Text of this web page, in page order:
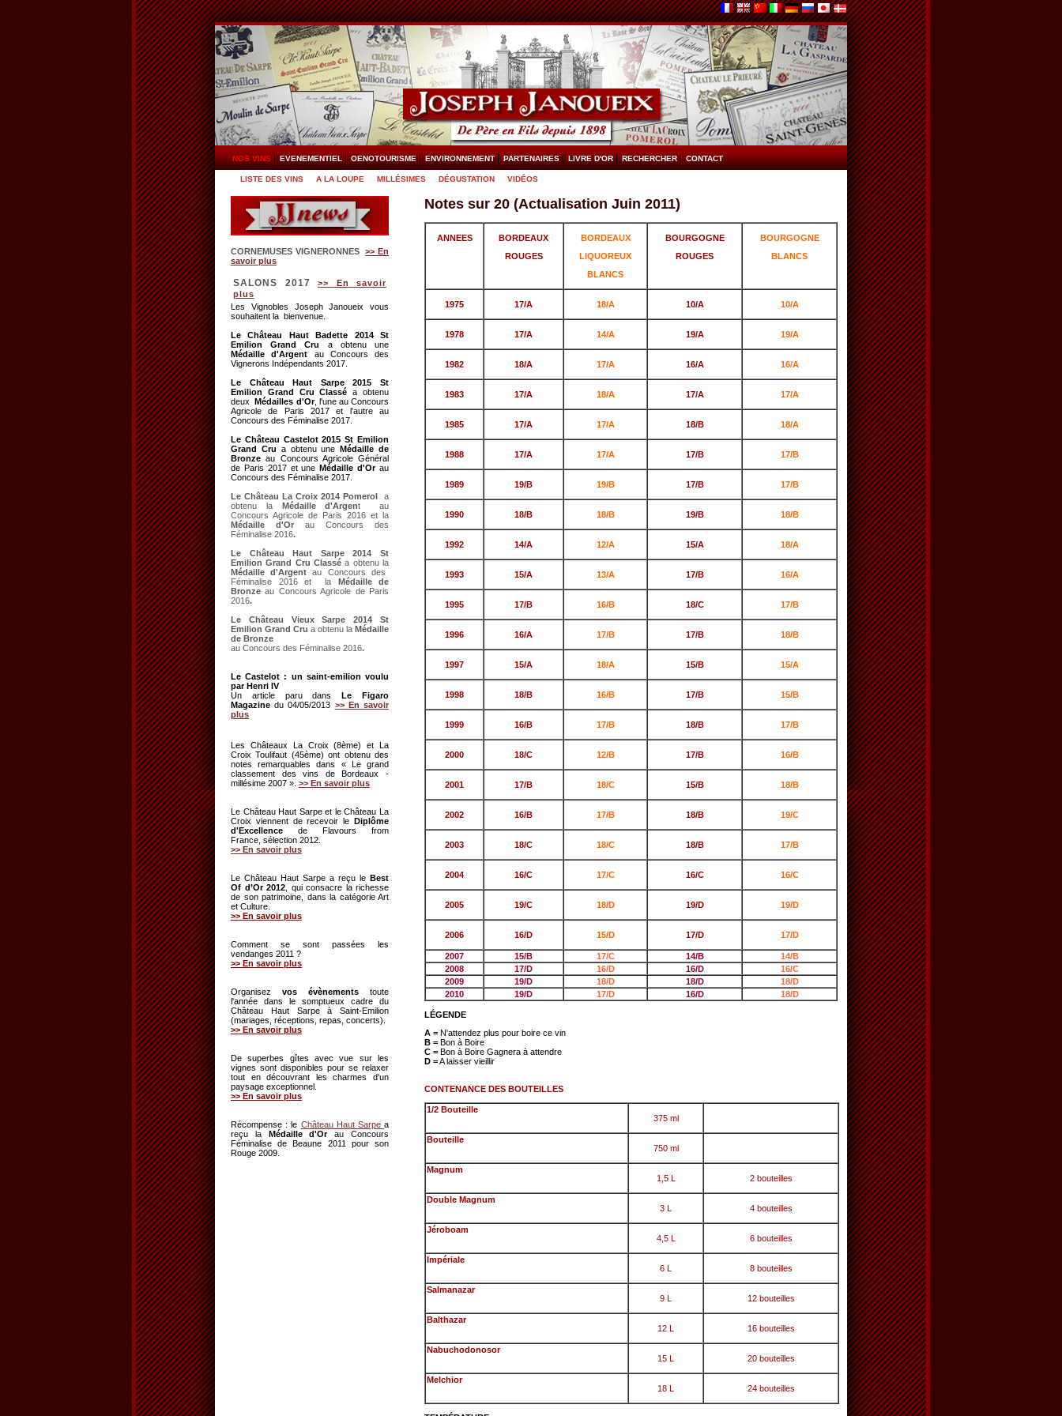
NOS VINS EVENEMENTIEL OENOTOURISME ENVIRONNEMENT PARTENAIRES LIVRE D'OR RECHERCHER CONTACT
LISTE DES VINS A LA LOUPE MILLÉSIMES DÉGUSTATION VIDÉOS
CORNEMUSES VIGNERONNES
>> En
savoir plus
SALONS 2017
>> En savoir
plus
Les Vignobles Joseph Janoueix vous
souhaitent la bienvenue.
Le Château Haut Badette 2014
St
Emilion Grand Cru a obtenu une
Médaille d'Argent au Concours des
Vignerons Indépendants 2017.
Le Château Haut Sarpe 2015 St
Emilion Grand Cru Classé a obtenu
deuxMédailles d'Or, l'une au Concours
Agricole de Paris 2017 et l'autre au
Concours des Féminalise 2017.
Le Château Castelot 2015 St Emilion
Grand Cru a obtenu uneMédaille de
Bronze au Concours Agricole Général
de Paris 2017 et uneMédaille d'Orau
Concours des Féminalise 2017.
Le Château La Croix 2014 Pomerol a
obtenu la Médaille d'Argent au
Concours Agricole de Paris 2016 et la
Médaille d'Or au Concours des
Féminalise 2016.
Le Château Haut Sarpe 2014 St
Emilion Grand Cru Classéa obtenu la
Médaille d'Argentau Concours des
Féminalise 2016 et la Médaille de
Bronze au Concours Agricole de Paris
2016.
Le Château Vieux Sarpe 2014 St
Emilion Grand Cru a obtenu la Médaille
de Bronze
au Concours des Féminalise 2016.
Le Castelot : un saint-emilion voulu
par Henri IV
Un article paru dansLe Figaro
Magazine du 04/05/2013 >> En savoir
plus
Les Châteaux La Croix (8ème) et La
Croix Toulifaut (45ème) ont obtenu des
notes remarquables dans « Le grand
classement des vins de Bordeaux -
millésime 2007 ». >> En savoir plus
Le Château Haut Sarpe et le Château La
Croix viennent de recevoirleDiplôme
d'Excellence de Flavours from
France , sélection 2012.
>> En savoir plus
Le Château Haut Sarpe a reçu le Best
Of d’Or 2012 , qui consacre la richesse
de son patrimoine, dans la catégorie Art
et Culture.
>> En savoir plus
Comment se sont passées les
vendanges 2011 ?
>> En savoir plus
Organisez vos évènements
toute
l'année dans le somptueux cadre du
Château Haut Sarpe à Saint-Emilion
(mariages, réceptions, repas, concerts).
>> En savoir plus
De superbes gîtes avec vue sur les
vignes sont disponibles pour se relaxer
tout en découvrant les charmes d'un
paysage exceptionnel.
>> En savoir plus
Récompense : le Château Haut Sarpe a
reçu la Médaille d'Orau Concours
Féminalise de Beaune 2011 pour son
Rouge 2009.
Notes sur 20 (Actualisation Juin 2011)
ANNEES
BORDEAUX
ROUGES
BORDEAUX
LIQUOREUX
BLANCS
BOURGOGNE
ROUGES
BOURGOGNE
BLANCS
1975 17/A 18/A 10/A 10/A
1978 17/A 14/A 19/A 19/A
1982 18/A 17/A 16/A 16/A
1983 17/A 18/A 17/A 17/A
1985 17/A 17/A 18/B 18/A
1988 17/A 17/A 17/B 17/B
1989 19/B 19/B 17/B 17/B
1990 18/B 18/B 19/B 18/B
1992 14/A 12/A 15/A 18/A
1993 15/A 13/A 17/B 16/A
1995 17/B 16/B 18/C 17/B
1996 16/A 17/B 17/B 18/B
1997 15/A 18/A 15/B 15/A
1998 18/B 16/B 17/B 15/B
1999 16/B 17/B 18/B 17/B
2000 18/C 12/B 17/B 16/B
2001 17/B 18/C 15/B 18/B
2002 16/B 17/B 18/B 19/C
2003 18/C 18/C 18/B 17/B
2004 16/C 17/C 16/C 16/C
2005 19/C 18/D 19/D 19/D
2006 16/D 15/D 17/D 17/D
2007 15/B 17/C 14/B
14/B
2008
17/D 16/D 16/D
16/C
2009
19/D 18/D 18/D
18/D
2010
19/D 17/D 16/D 18/D
LÉGENDE
A = N'attendez plus pour boire ce vin
B = Bon à Boire
C = Bon à Boire Gagnera à attendre
D =A laisser vieillir
CONTENANCE DES BOUTEILLES
1/2 Bouteille
375 ml
Bouteille
750 ml
Magnum
1,5 L
2 bouteilles
Double Magnum
3 L
4 bouteilles
Jéroboam
4,5 L
6 bouteilles
Impériale
6 L
8 bouteilles
Salmanazar
9 L
12 bouteilles
Balthazar
12 L
16 bouteilles
Nabuchodonosor
15 L
20 bouteilles
Melchior
18 L
24 bouteilles